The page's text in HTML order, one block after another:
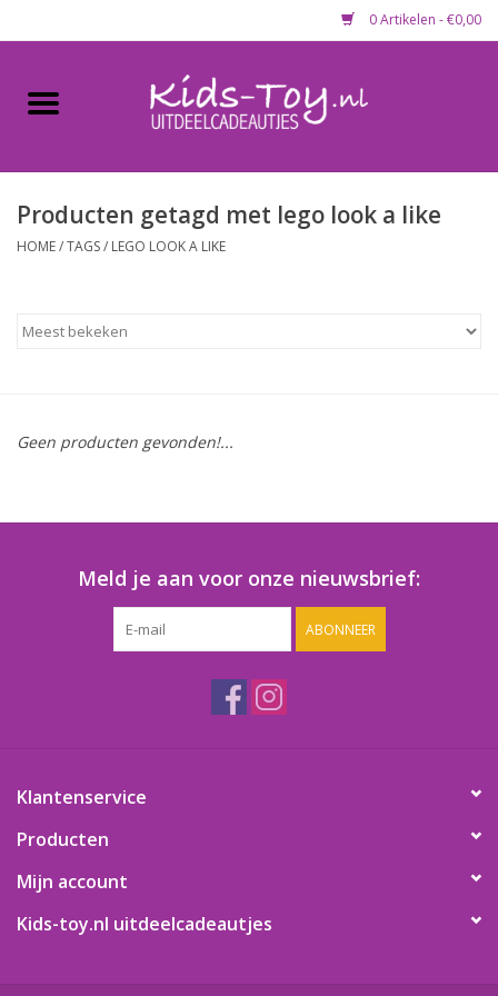
0 Artikelen - €0,00
Home
Gevulde capsules & mixen
Maandaanbieding
Lege capsules
Speelgoedpakketten
Gevulde capsules & mixen
Snoep / kauwgomballen
Producten getagd met lego look a like
HOME/TAGS/ LEGO LOOK A LIKE
Geen producten gevonden!...
Meld je aan voor onze nieuwsbrief:
ABONNEER
Klantenservice
Producten
Mijn account
Kids-toy.nl uitdeelcadeautjes